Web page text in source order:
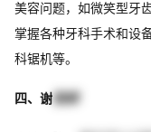
美容问题，如微笑型牙
掌握各种牙科手术和设
科锯机等。
四、谢